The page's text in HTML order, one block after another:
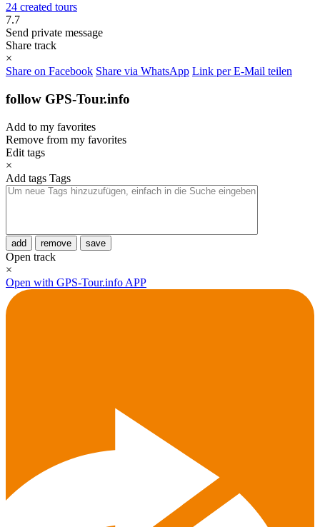
24 created tours
7.7
Send private message
Share track
×
Share on Facebook Share via WhatsApp Link per E-Mail teilen
follow GPS-Tour.info
Add to my favorites
Remove from my favorites
Edit tags
×
Add tags Tags
add remove save
Open track
×
Open with GPS-Tour.info APP